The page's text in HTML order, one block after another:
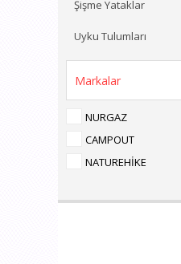
Şişme Yataklar
Uyku Tulumları
Markalar
NURGAZ
CAMPOUT
NATUREHİKE